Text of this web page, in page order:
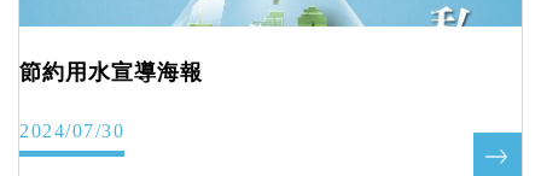
節約用水宣導海報
2024/07/30